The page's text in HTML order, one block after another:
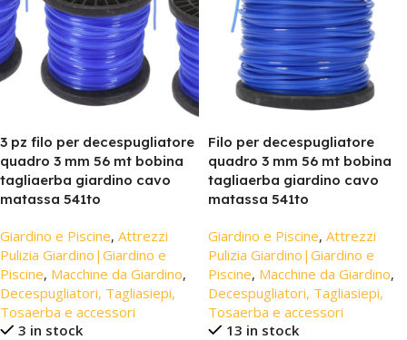
3 pz filo per decespugliatore
quadro 3 mm 56 mt bobina
tagliaerba giardino cavo
matassa 541to
Giardino e Piscine, Attrezzi
Pulizia Giardino|Giardino e
Piscine, Macchine da Giardino,
Decespugliatori, Tagliasiepi,
Tosaerba e accessori
3 in stock
Filo per decespugliatore
quadro 3 mm 56 mt bobina
tagliaerba giardino cavo
matassa 541to
Giardino e Piscine, Attrezzi
Pulizia Giardino|Giardino e
Piscine, Macchine da Giardino,
Decespugliatori, Tagliasiepi,
Tosaerba e accessori
13 in stock